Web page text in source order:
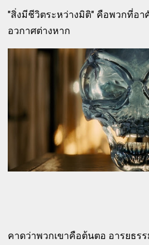
"สิ่งมีชีวิตระหว่างมิติ" คือพวกที่อา
อวกาศต่างหาก
คาดว่าพวกเขาคือต้นตอ อารยธร